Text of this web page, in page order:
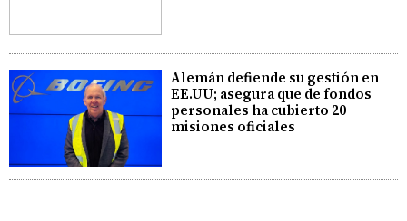
Alemán defiende su gestión en
EE.UU; asegura que de fondos
personales ha cubierto 20
misiones oficiales